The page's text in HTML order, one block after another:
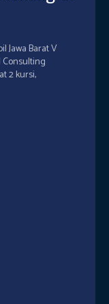
Jawa Barat V
2 kursi,